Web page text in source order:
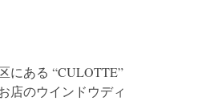
にある “CULOTTE”
店のウインドウディ